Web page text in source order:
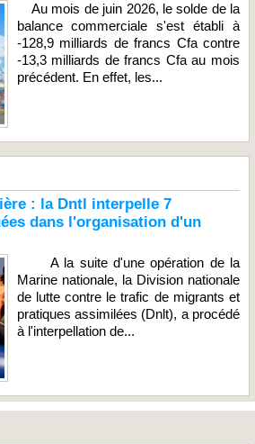
Au mois de juin 2026, le solde de la
balance commerciale s'est établi à
-128,9 milliards de francs Cfa contre
-13,3 milliards de francs Cfa au mois
précédent. En effet, les...
: la Dntl interpelle 7
dans l'organisation d'un
A la suite d'une opération de la
Marine nationale, la Division nationale
de lutte contre le trafic de migrants et
pratiques assimilées (Dnlt), a procédé
à l'interpellation de...